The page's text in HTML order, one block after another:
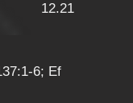
12.21
6; Ef